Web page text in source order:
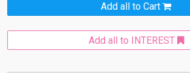
Add all to Cart
Add all to INTEREST